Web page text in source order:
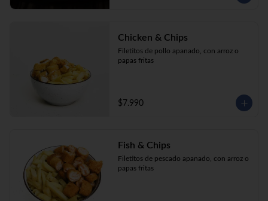
Chicken & Chips
Filetitos de pollo apanado, con arroz o
papas fritas
$7.990
Fish & Chips
Filetitos de pescado apanado, con arroz o
papas fritas